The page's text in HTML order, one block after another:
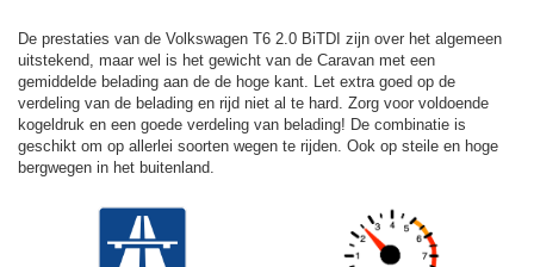
De prestaties van de Volkswagen T6 2.0 BiTDI zijn over het algemeen
uitstekend, maar wel is het gewicht van de Caravan met een
gemiddelde belading aan de de hoge kant. Let extra goed op de
verdeling van de belading en rijd niet al te hard. Zorg voor voldoende
kogeldruk en een goede verdeling van belading! De combinatie is
geschikt om op allerlei soorten wegen te rijden. Ook op steile en hoge
bergwegen in het buitenland.